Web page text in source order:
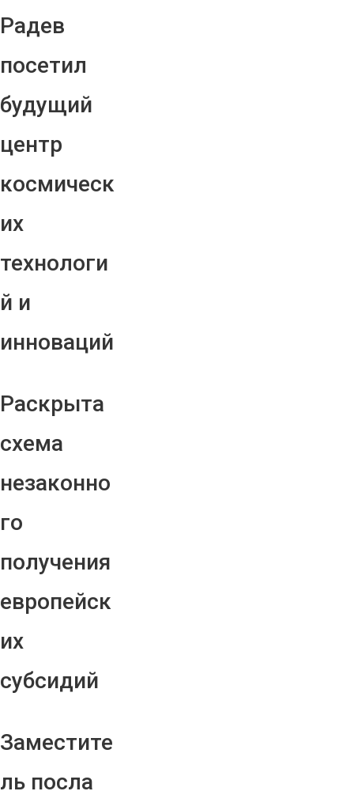
Радев
посетил
будущий
центр
космическ
их
технологи
й и
инноваций
Раскрыта
схема
незаконно
го
получения
европейск
их
субсидий
Заместите
ль посла